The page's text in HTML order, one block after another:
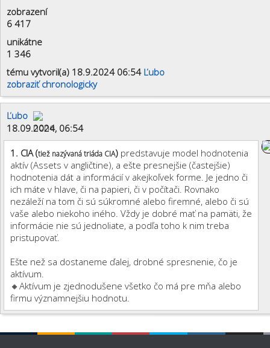
zobrazení
6 417
unikátne
1 346
tému vytvoril(a) 18.9.2024 06:54 Ľubo
zobraziť chronologicky
Ľubo
18.09.2024, 06:54
1. CIA (tiež nazývaná triáda CIA) predstavuje model hodnotenia
aktív (Assets v angličtine), a ešte presnejšie (častejšie)
hodnotenia dát a informácií v akejkoľvek forme. Je jedno či
ich máte v hlave, či na papieri, či v počítači. Rovnako
nezáleží na tom či sú súkromné alebo firemné, alebo či sú
vaše alebo niekoho iného. Vždy je dobré mať na pamäti, že
informácie nie sú jednoliate, a podľa toho k nim treba
pristupovať.
Ešte než sa dostaneme ďalej, drobné spresnenie, čo je
aktívum.
🔸Aktívum je zjednodušene všetko čo má pre mňa alebo
firmu významnejšiu hodnotu.